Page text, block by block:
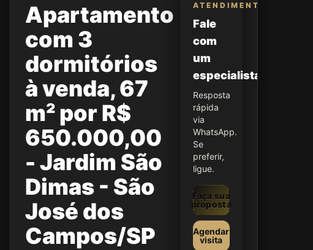
Apartamento
com 3
dormitórios
à venda, 67
m² por R$
650.000,00
- Jardim São
Dimas - São
José dos
Campos/SP
ATENDIMENTO
Fale
com
um
especialista
Resposta
rápida
via
WhatsApp.
Se
preferir,
ligue.
Faça sua
proposta
Agendar
visita